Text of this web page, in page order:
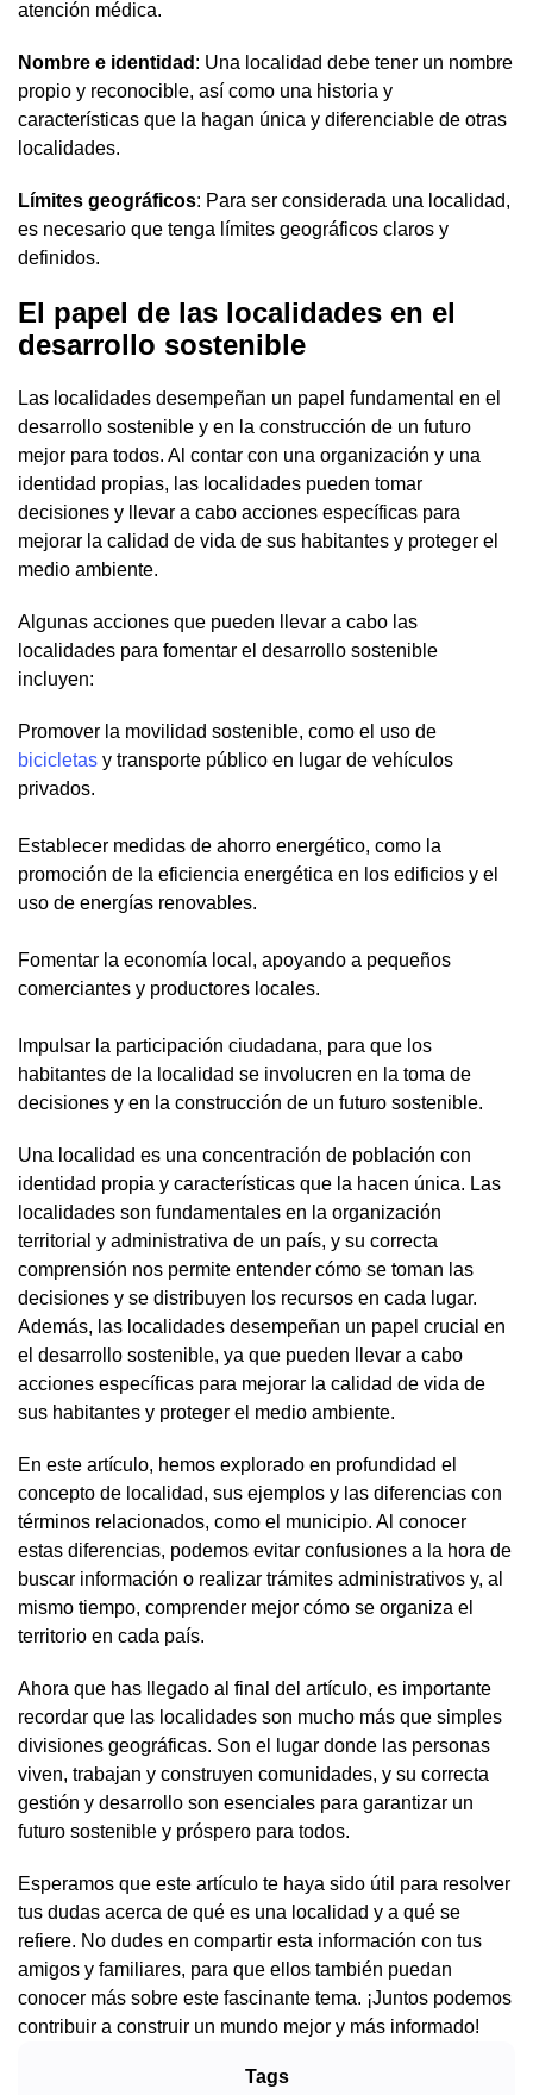
atención médica.
Nombre e identidad : Una localidad debe tener un nombre
propio y reconocible, así como una historia y
características que la hagan única y diferenciable de otras
localidades.
Límites geográficos: Para ser considerada una localidad,
es necesario que tenga límites geográficos claros y
definidos.
El papel de las localidades en el
desarrollo sostenible
Las localidades desempeñan un papel fundamental en el
desarrollo sostenible y en la construcción de un futuro
mejor para todos. Al contar con una organización y una
identidad propias, las localidades pueden tomar
decisiones y llevar a cabo acciones específicas para
mejorar la calidad de vida de sus habitantes y proteger el
medio ambiente.
Algunas acciones que pueden llevar a cabo las
localidades para fomentar el desarrollo sostenible
incluyen:
Promover la movilidad sostenible, como el uso de
bicicletas y transporte público en lugar de vehículos
privados.
Establecer medidas de ahorro energético, como la
promoción de la eficiencia energética en los edificios y el
uso de energías renovables.
Fomentar la economía local, apoyando a pequeños
comerciantes y productores locales.
Impulsar la participación ciudadana, para que los
habitantes de la localidad se involucren en la toma de
decisiones y en la construcción de un futuro sostenible.
Una localidad es una concentración de población con
identidad propia y características que la hacen única. Las
localidades son fundamentales en la organización
territorial y administrativa de un país, y su correcta
comprensión nos permite entender cómo se toman las
decisiones y se distribuyen los recursos en cada lugar.
Además, las localidades desempeñan un papel crucial en
el desarrollo sostenible, ya que pueden llevar a cabo
acciones específicas para mejorar la calidad de vida de
sus habitantes y proteger el medio ambiente.
En este artículo, hemos explorado en profundidad el
concepto de localidad, sus ejemplos y las diferencias con
términos relacionados, como el municipio. Al conocer
estas diferencias, podemos evitar confusiones a la hora de
buscar información o realizar trámites administrativos y, al
mismo tiempo, comprender mejor cómo se organiza el
territorio en cada país.
Ahora que has llegado al final del artículo, es importante
recordar que las localidades son mucho más que simples
divisiones geográficas. Son el lugar donde las personas
viven, trabajan y construyen comunidades, y su correcta
gestión y desarrollo son esenciales para garantizar un
futuro sostenible y próspero para todos.
Esperamos que este artículo te haya sido útil para resolver
tus dudas acerca de qué es una localidad y a qué se
refiere. No dudes en compartir esta información con tus
amigos y familiares, para que ellos también puedan
conocer más sobre este fascinante tema. ¡Juntos podemos
contribuir a construir un mundo mejor y más informado!
Tags